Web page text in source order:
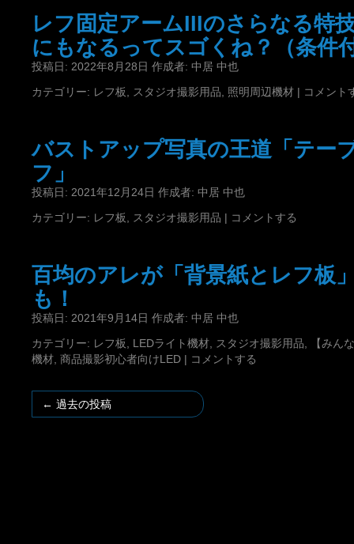
レフ固定アームIIIのさらなる特
にもなるってスゴくね？（条件
投稿日: 2022年8月28日 作成者: 中居 中也
カテゴリー: レフ板 スタジオ撮影用品 照明周辺機材 | コメント
バストアップ写真の王道「テー
フ」
投稿日: 2021年12月24日 作成者: 中居 中也
カテゴリー: レフ板 スタジオ撮影用品 | コメントする
百均のアレが「背景紙とレフ板
も！
投稿日: 2021年9月14日 作成者: 中居 中也
カテゴリー: レフ板 LEDライト機材 スタジオ撮影用品
【みん
機材 商品撮影初心者向けLED | コメントする
← 過去の投稿